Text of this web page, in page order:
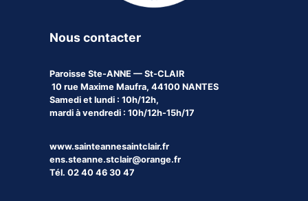
Nous contacter
Paroisse Ste-ANNE — St-CLAIR
10 rue Maxime Maufra, 44100 NANTES
Samedi et lundi : 10h/12h,
mardi à vendredi : 10h/12h-15h/17
www.sainteannesaintclair.fr
ens.steanne.stclair@orange.fr
Tél. 02 40 46 30 47